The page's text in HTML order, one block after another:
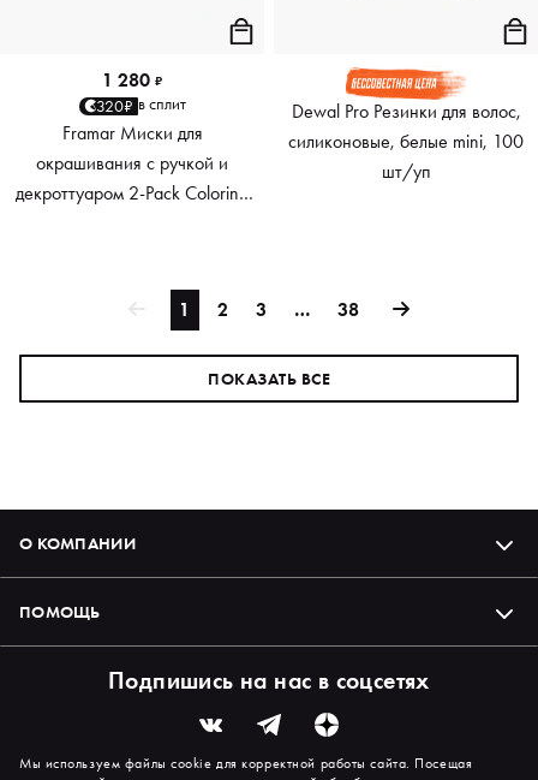
1 280 ₽
320₽ в сплит
Framar Миски для
окрашивания с ручкой и
декроттуаром 2-Pack Coloring
Dewal Pro Резинки для волос,
силиконовые, белые mini, 100
шт/уп
1 2 3 … 38
ПОКАЗАТЬ ВСЕ
О КОМПАНИИ
ПОМОЩЬ
Подпишись на нас в соцсетях
Мы используем файлы cookie для корректной работы сайта. Посещая